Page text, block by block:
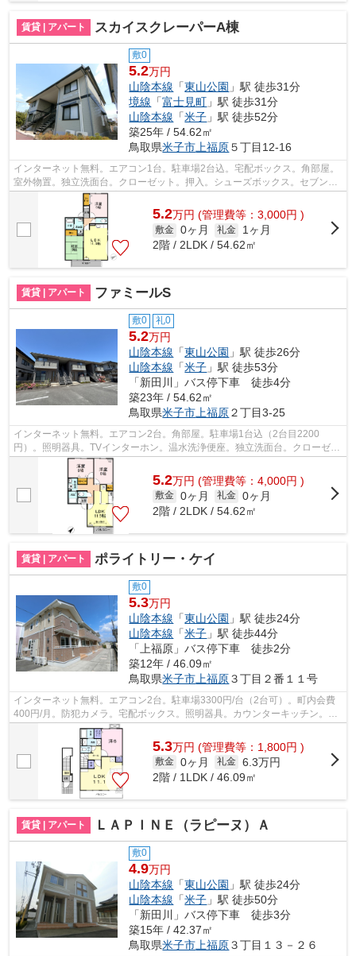
賃貸 | アパート スカイスクレーパーA棟
敷0
5.2万円
山陰本線 「東山公園 」駅 徒歩31分
境線 「富士見町 」駅 徒歩31分
山陰本線 「米子 」駅 徒歩52分
築25年 / 54.62㎡
鳥取県米子市 上福原５丁目12-16
インターネット無料。エアコン1台。駐車場2台込。宅配ボックス。角部屋。
室外物置。独立洗面台。クローゼット。押入。シューズボックス。セブンイ
レブン 米子新開１丁目店まで515ｍ。BS。
5.2万円 (管理費等：3,000円 )
敷金 0ヶ月 礼金
1ヶ月
2階 / 2LDK / 54.62㎡
賃貸 | アパート ファミールS
敷0 礼0
5.2万円
山陰本線 「東山公園 」駅 徒歩26分
山陰本線 「米子 」駅 徒歩53分
「新田川」バス停下車 徒歩4分
築23年 / 54.62㎡
鳥取県米子市上福原２丁目3-25
インターネット無料。エアコン2台。角部屋。駐車場1台込（2台目2200
円）。照明器具。TVインターホン。温水洗浄便座。独立洗面台。クローゼッ
ト。複層ガラス。シューズボックス。ローソ...
5.2万円 (管理費等：4,000円 )
敷金 0ヶ月 礼金 0ヶ月
2階 / 2LDK / 54.62㎡
賃貸 | アパート ポライトリー・ケイ
敷0
5.3万円
山陰本線 「東山公園 」駅 徒歩24分
山陰本線 「米子 」駅 徒歩44分
「上福原」バス停下車 徒歩2分
築12年 / 46.09㎡
鳥取県米子市 上福原３丁目２番１１号
インターネット無料。エアコン2台。駐車場3300円/台（2台可）。町内会費
400円/月。防犯カメラ。宅配ボックス。照明器具。カウンターキッチン。追
焚き。浴室乾燥機。室外物置。TVインタ...
5.3万円 (管理費等：1,800円 )
敷金 0ヶ月 礼金 6.3万円
2階 / 1LDK / 46.09㎡
賃貸 | アパート ＬＡＰＩＮＥ（ラピーヌ）Ａ
敷0
4.9万円
山陰本線 「東山公園 」駅 徒歩24分
山陰本線 「米子 」駅 徒歩50分
「新田川」バス停下車 徒歩3分
築15年 / 42.37㎡
鳥取県米子市 上福原３丁目１３－２６